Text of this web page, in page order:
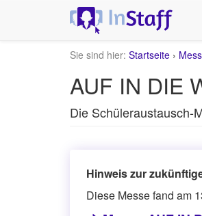
Sie sind hier: Startseite ›
AUF IN DIE
Die Schüleraustausch-
Hinweis zur
Diese Messe fand am